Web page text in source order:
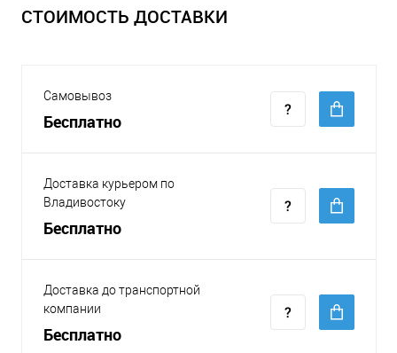
СТОИМОСТЬ ДОСТАВКИ
Самовывоз
Бесплатно
Доставка курьером по
Владивостоку
Бесплатно
Доставка до транспортной
компании
Бесплатно